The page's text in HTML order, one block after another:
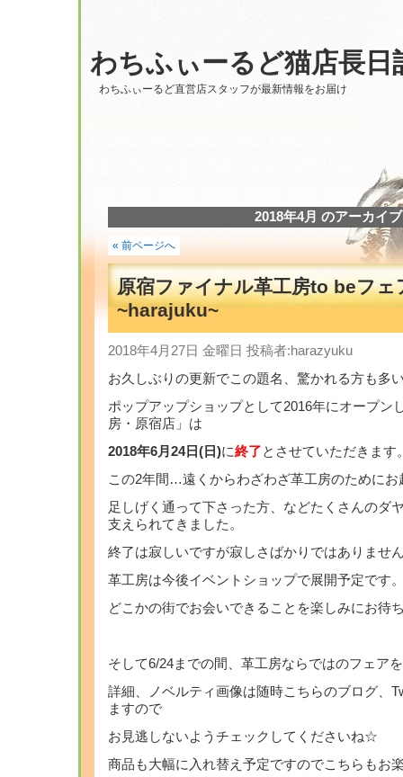
わちふぃーるど猫店長日
わちふぃーるど直営店スタッフが最新情報をお届け
2018年4月 のアーカイブ
« 前ページへ
原宿ファイナル革工房to beフェ
~harajuku~
2018年4月27日 金曜日 投稿者:harazyuku
お久しぶりの更新でこの題名、驚かれる方も多
ポップアップショップとして2016年にオープン
房・原宿店」は
2018年6月24日(日)に終了とさせていただきます
この2年間…遠くからわざわざ革工房のためにお
足しげく通って下さった方、などたくさんのダ
支えられてきました。
終了は寂しいですが寂しさばかりではありませ
革工房は今後イベントショップで展開予定です
どこかの街でお会いできることを楽しみにお待
そして6/24までの間、革工房ならではのフェア
詳細、ノベルティ画像は随時こちらのブログ、
ますので
お見逃しないようチェックしてくださいね☆
商品も大幅に入れ替え予定ですのでこちらもお